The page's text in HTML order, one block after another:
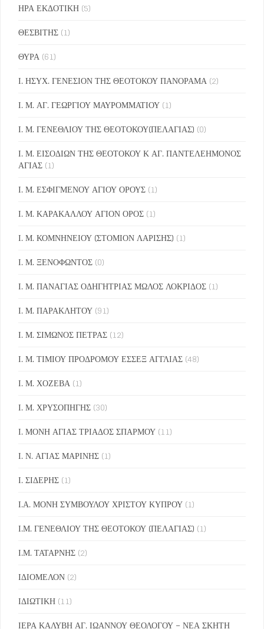
ΗΡΑ ΕΚΔΟΤΙΚΗ (5)
ΘΕΣΒΙΤΗΣ (1)
ΘΥΡΑ (61)
Ι. ΗΣΥΧ. ΓΕΝΕΣΙΟΝ ΤΗΣ ΘΕΟΤΟΚΟΥ ΠΑΝΟΡΑΜΑ (2)
Ι. Μ. ΑΓ. ΓΕΩΡΓΙΟΥ ΜΑΥΡΟΜΜΑΤΙΟΥ (1)
Ι. Μ. ΓΕΝΕΘΛΙΟΥ ΤΗΣ ΘΕΟΤΟΚΟΥ(ΠΕΛΑΓΙΑΣ) (0)
Ι. Μ. ΕΙΣΟΔΙΩΝ ΤΗΣ ΘΕΟΤΟΚΟΥ Κ ΑΓ. ΠΑΝΤΕΛΕΗΜΟΝΟΣ
ΑΓΙΑΣ (1)
Ι. Μ. ΕΣΦΙΓΜΕΝΟΥ ΑΓΙΟΥ ΟΡΟΥΣ (1)
Ι. Μ. ΚΑΡΑΚΑΛΛΟΥ ΑΓΙΟΝ ΟΡΟΣ (1)
Ι. Μ. ΚΟΜΝΗΝΕΙΟΥ (ΣΤΟΜΙΟΝ ΛΑΡΙΣΗΣ) (1)
Ι. Μ. ΞΕΝΟΦΩΝΤΟΣ (0)
Ι. Μ. ΠΑΝΑΓΙΑΣ ΟΔΗΓΗΤΡΙΑΣ ΜΩΛΟΣ ΛΟΚΡΙΔΟΣ (1)
Ι. Μ. ΠΑΡΑΚΛΗΤΟΥ (91)
Ι. Μ. ΣΙΜΩΝΟΣ ΠΕΤΡΑΣ (12)
Ι. Μ. ΤΙΜΙΟΥ ΠΡΟΔΡΟΜΟΥ ΕΣΣΕΞ ΑΓΓΛΙΑΣ (48)
Ι. Μ. ΧΟΖΕΒΑ (1)
Ι. Μ. ΧΡΥΣΟΠΗΓΗΣ (30)
Ι. ΜΟΝΗ ΑΓΙΑΣ ΤΡΙΑΔΟΣ ΣΠΑΡΜΟΥ (11)
Ι. Ν. ΑΓΙΑΣ ΜΑΡΙΝΗΣ (1)
Ι. ΣΙΔΕΡΗΣ (1)
Ι.Α. ΜΟΝΗ ΣΥΜΒΟΥΛΟΥ ΧΡΙΣΤΟΥ ΚΥΠΡΟΥ (1)
Ι.Μ. ΓΕΝΕΘΛΙΟΥ ΤΗΣ ΘΕΟΤΟΚΟΥ (ΠΕΛΑΓΙΑΣ) (1)
Ι.Μ. ΤΑΤΑΡΝΗΣ (2)
ΙΔΙΟΜΕΛΟΝ (2)
ΙΔΙΩΤΙΚΗ (11)
ΙΕΡΑ ΚΑΛΥΒΗ ΑΓ. ΙΩΑΝΝΟΥ ΘΕΟΛΟΓΟΥ – ΝΕΑ ΣΚΗΤΗ